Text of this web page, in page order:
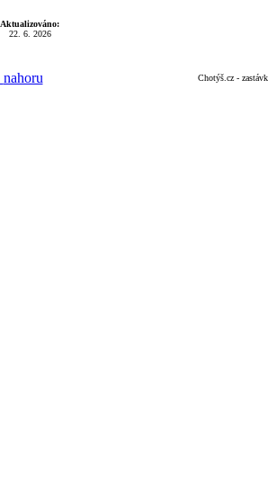
Aktualizováno:
22. 6. 2026
nahoru Chotýš.cz -